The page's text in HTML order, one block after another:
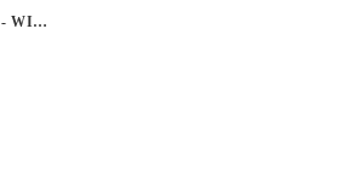
ALBUM DI FAMIGLIA - WIDE&SHORT TROUSERS TC (GOLD)